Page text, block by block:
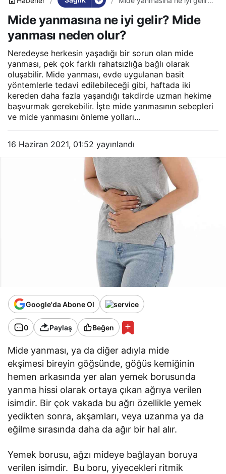
Mide yanmasına ne iyi gelir? Mide
yanması neden olur?
Neredeyse herkesin yaşadığı bir sorun olan mide
yanması, pek çok farklı rahatsızlığa bağlı olarak
oluşabilir. Mide yanması, evde uygulanan basit
yöntemlerle tedavi edilebileceği gibi, haftada iki
kereden daha fazla yaşandığı takdirde uzman hekime
başvurmak gerekebilir. İşte mide yanmasının sebepleri
ve mide yanmasını önleme yolları…
16 Haziran 2021, 01:52 yayınlandı
Google'da Abone Ol
0 Paylaş Beğen
Mide yanması, ya da diğer adıyla mide
ekşimesi bireyin göğsünde, göğüs kemiğinin
hemen arkasında yer alan yemek borusunda
yanma hissi olarak ortaya çıkan ağrıya verilen
isimdir. Bir çok vakada bu ağrı özellikle yemek
yedikten sonra, akşamları, veya uzanma ya da
eğilme sırasında daha da ağır bir hal alır.
Yemek borusu, ağzı mideye bağlayan boruya
verilen isimdir. Bu boru, yiyecekleri ritmik